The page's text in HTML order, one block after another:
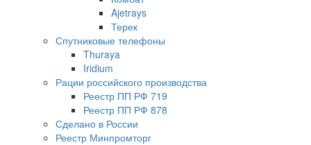
Ajetrays
Терек
Спутниковые телефоны
Thuraya
Iridium
Рации российского производства
Реестр ПП РФ 719
Реестр ПП РФ 878
Сделано в России
Реестр Минпромторг